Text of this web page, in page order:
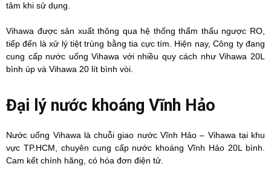
tâm khi sử dụng.
Vihawa được sản xuất thông qua hệ thống thẩm thấu ngược RO,
tiếp đến là xử lý tiệt trùng bằng tia cực tím. Hiện nay, Công ty đang
cung cấp nước uống Vihawa với nhiều quy cách như Vihawa 20L
bình úp và Vihawa 20 lít bình vòi.
Đại lý nước khoáng Vĩnh Hảo
Nước uống Vihawa là chuỗi giao nước Vĩnh Hảo – Vihawa tại khu
vực TP.HCM, chuyên cung cấp nước khoáng Vĩnh Hảo 20L bình.
Cam kết chính hãng, có hóa đơn điện tử.